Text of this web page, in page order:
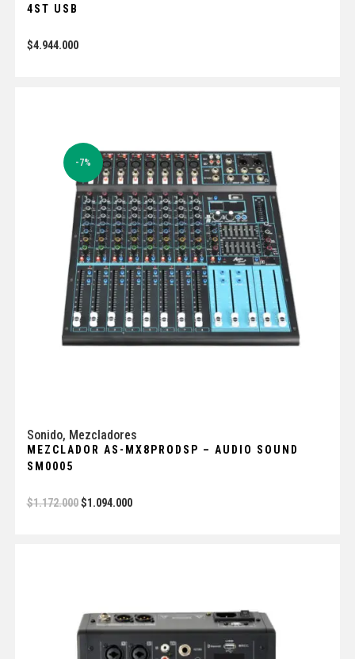
4ST USB
$4.944.000
-7%
Sonido, Mezcladores
MEZCLADOR AS-MX8PRODSP – AUDIO SOUND
SM0005
$1.172.000 $1.094.000